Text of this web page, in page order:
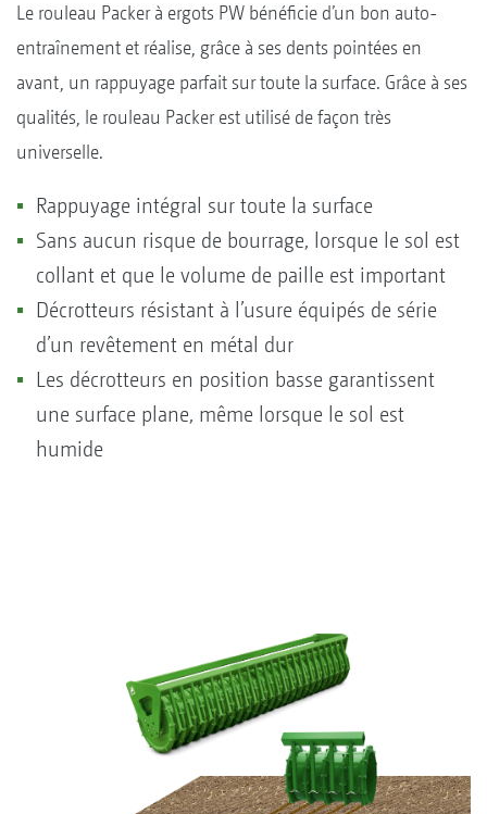
Le rouleau Packer à ergots PW bénéficie d’un bon auto-
entraînement et réalise, grâce à ses dents pointées en
avant, un rappuyage parfait sur toute la surface. Grâce à ses
qualités, le rouleau Packer est utilisé de façon très
universelle.
Rappuyage intégral sur toute la surface
Sans aucun risque de bourrage, lorsque le sol est
collant et que le volume de paille est important
Décrotteurs résistant à l’usure équipés de série
d’un revêtement en métal dur
Les décrotteurs en position basse garantissent
une surface plane, même lorsque le sol est
humide